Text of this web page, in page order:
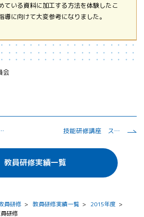
ている資料に加工する方法を体験したこ
導に向けて大変参考になりました。
会
会 理科部 研修会 技能研修講座 スキルアップコース（理科）
教員研修実績一覧
員研修 > 教員研修実績一覧 > 2015年度 >
研修